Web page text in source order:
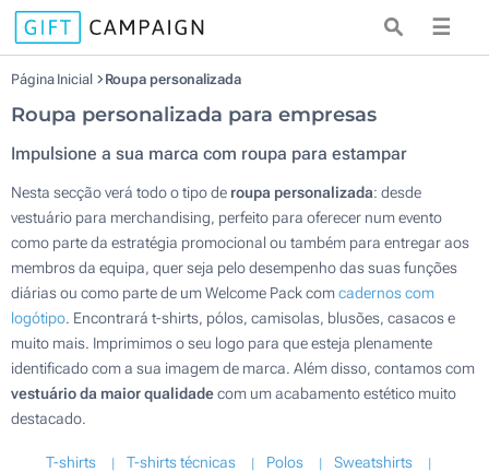
☰
Página Inicial Roupa personalizada
Roupa personalizada para empresas
Impulsione a sua marca com roupa para estampar
Nesta secção verá todo o tipo de roupa personalizada: desde
vestuário para merchandising, perfeito para oferecer num evento
como parte da estratégia promocional ou também para entregar aos
membros da equipa, quer seja pelo desempenho das suas funções
diárias ou como parte de um Welcome Pack comcadernos com
logótipo. Encontrará t-shirts, pólos, camisolas, blusões, casacos e
muito mais. Imprimimos o seu logo para que esteja plenamente
identificado com a sua imagem de marca. Além disso, contamos com
vestuário da maior qualidadecom um acabamento estético muito
destacado.
T-shirts T-shirts técnicas Polos
Sweatshirts